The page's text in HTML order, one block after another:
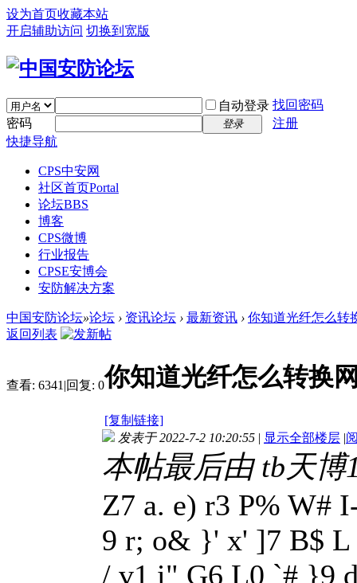
设为首页收藏本站
开启辅助访问 切换到宽版
自动登录 找回密码
密码
登录
注册
快捷导航
CPS中安网
社区首页Portal
论坛BBS
博客
CPS微博
行业报告
CPSE安博会
安防解决方案
中国安防论坛»论坛 › 资讯论坛 › 最新资讯 › 你知道光纤怎么转
返回列表
查看: 6341 |回复: 0你知道光纤怎么转换
[复制链接]
发表于 2022-7-2 10:20:55 | 显示全部楼层 |
本帖最后由 tb天博
Z7 a. e) r3 P% W#
9 r; o& }' x' ]7 B$ L
/ v1 i" G6 L0 `# }9